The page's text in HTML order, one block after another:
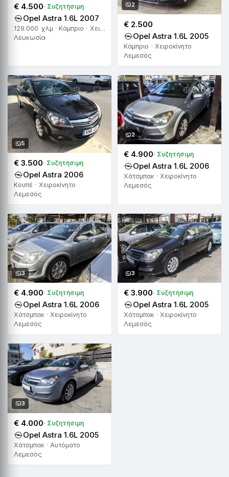
€ 4.500· Συζητήσιμη
Opel Astra 1.6L 2007
129.000 χλμ · Κάμπριο · Χειροκίνητο
Λευκωσία
2
€ 2.500
Opel Astra 1.6L 2005
Κάμπριο · Χειροκίνητο
Λεμεσός
5
€ 3.500· Συζητήσιμη
Opel Astra 2006
Κουπέ · Χειροκίνητο
Λεμεσός
2
€ 4.900· Συζητήσιμη
Opel Astra 1.6L 2006
Χάτσμπακ · Χειροκίνητο
Λεμεσός
3
€ 4.900· Συζητήσιμη
Opel Astra 1.6L 2006
Χάτσμπακ · Χειροκίνητο
Λεμεσός
3
€ 3.900· Συζητήσιμη
Opel Astra 1.6L 2005
Χάτσμπακ · Χειροκίνητο
Λεμεσός
3
€ 4.000· Συζητήσιμη
Opel Astra 1.6L 2005
Χάτσμπακ · Αυτόματο
Λεμεσός